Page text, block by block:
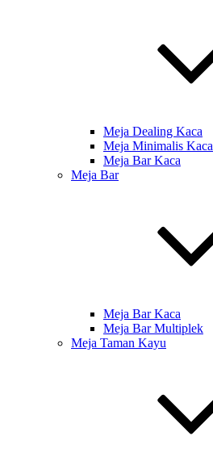
Meja Dealing Kaca
Meja Minimalis Kaca
Meja Bar Kaca
Meja Bar
Meja Bar Kaca
Meja Bar Multiplek
Meja Taman Kayu